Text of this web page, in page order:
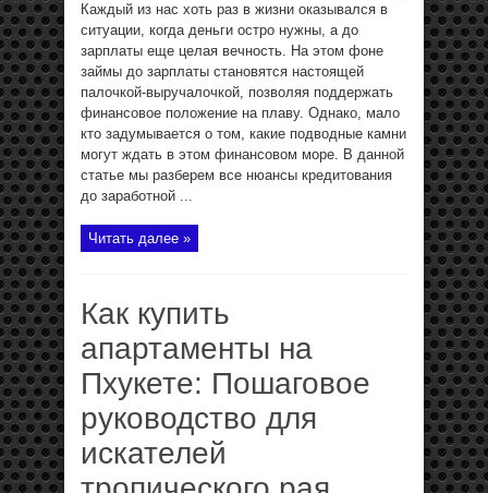
Каждый из нас хоть раз в жизни оказывался в
ситуации, когда деньги остро нужны, а до
зарплаты еще целая вечность. На этом фоне
займы до зарплаты становятся настоящей
палочкой-выручалочкой, позволяя поддержать
финансовое положение на плаву. Однако, мало
кто задумывается о том, какие подводные камни
могут ждать в этом финансовом море. В данной
статье мы разберем все нюансы кредитования
до заработной ...
Читать далее »
Как купить
апартаменты на
Пхукете: Пошаговое
руководство для
искателей